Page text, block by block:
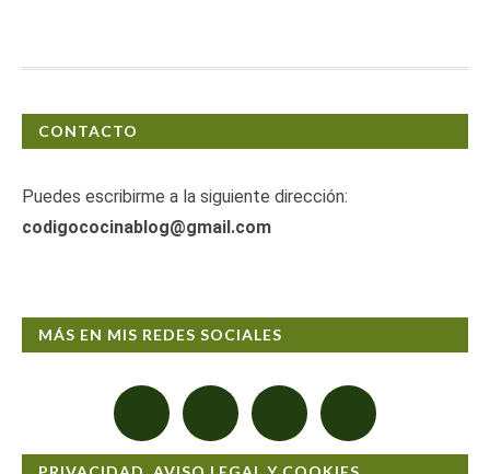
CONTACTO
Puedes escribirme a la siguiente dirección:
codigococinablog@gmail.com
MÁS EN MIS REDES SOCIALES